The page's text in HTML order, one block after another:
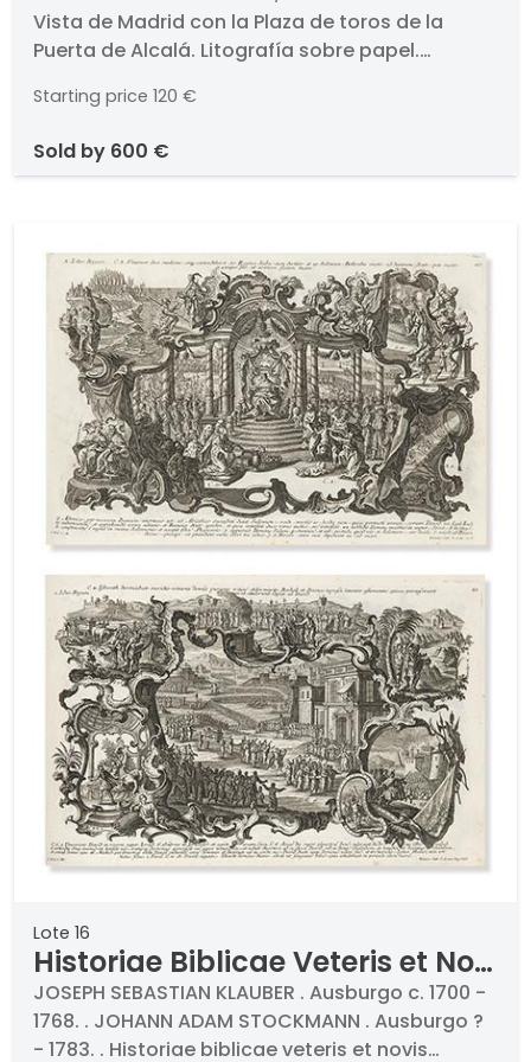
la Puerta de Alcalá
Vista de Madrid con la Plaza de toros de la
Puerta de Alcalá. Litografía sobre papel.
Pertenece a la obra "L´Espagne a vol d´oiseau",
Starting price 120 €
sold by 600 €
Lote 16
Historiae Biblicae Veteris et Novi
Testamenti. Ausburgo, 1748
JOSEPH SEBASTIAN KLAUBER . Ausburgo c. 1700 -
1768. . JOHANN ADAM STOCKMANN . Ausburgo ?
- 1783. . Historiae biblicae veteris et novis